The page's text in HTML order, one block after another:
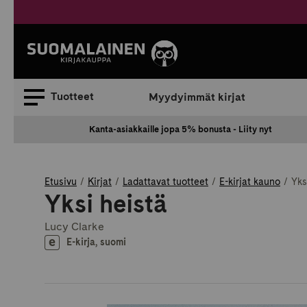
sisältöön
Tuotteet Myydyimmät kirjat
Kanta-asiakkaille jopa 5% bonusta - Liity nyt
Etusivu Kirjat Ladattavat tuotteet E-kirjat kauno
Yksi heistä
Lucy Clarke
E-kirja, suomi